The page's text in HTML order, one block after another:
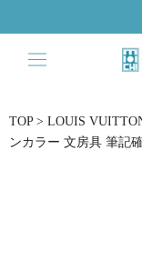
キ
て
コ
TOP > LOUIS
ンカラー 文房具 筆記